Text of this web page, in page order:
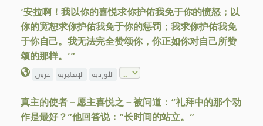
‘安拉啊！我以你的喜悦求你护佑我免于你的愤怒；以
你的宽恕求你护佑我免于你的惩罚；我求你护佑我免
于你自己。我无法完全赞颂你，你正如你对自己所赞
颂的那样。’”
عربي الإنجليزية الأوردية
真主的使者－愿主喜悦之－被问道：“礼拜中的那个动
作是最好？”他回答说：“长时间的站立。”